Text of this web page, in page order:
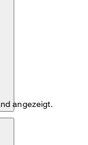
angezeigt.